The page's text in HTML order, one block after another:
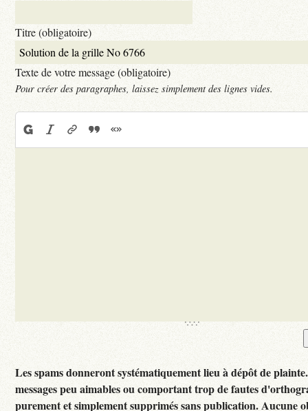
Titre (obligatoire)
Texte de votre message (obligatoire)
Pour créer des paragraphes, laissez simplement des lignes vides.
Les spams donneront systématiquement lieu à dépôt de
messages peu aimables ou comportant trop de fautes
purement et simplement supprimés sans publication. Aucune